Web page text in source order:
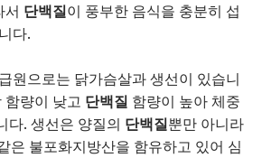
서 단백질이 풍부한 음식을 충분히 섭
다.
원으로는 닭가슴살과 생선이 있습니
함량이 낮고 단백질 함량이 높아 체중
다. 생선은 양질의 단백질뿐만 아니라
은 불포화지방산을 함유하고 있어 심